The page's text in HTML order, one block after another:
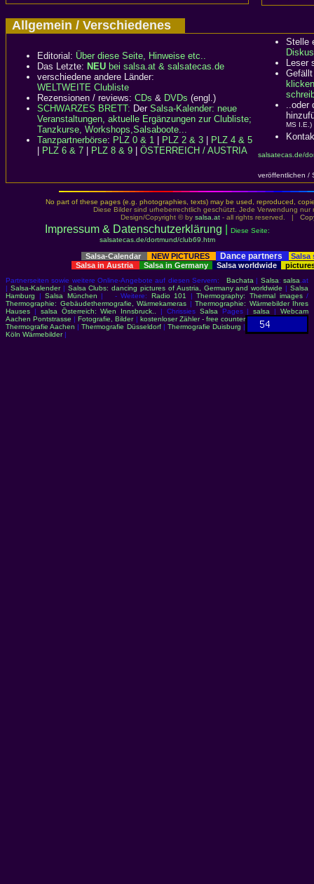
Allgemein / Verschiedenes
Editorial: Über diese Seite, Hinweise etc..
Das Letzte: NEU bei salsa.at & salsatecas.de
verschiedene andere Länder:
WELTWEITE Clubliste
Rezensionen / reviews: CDs & DVDs (engl.)
SCHWARZES BRETT: Der Salsa-Kalender: neue
Veranstaltungen, aktuelle Ergänzungen zur Clubliste;
Tanzkurse, Workshops,Salsaboote...
Tanzpartnerbörse: PLZ 0 & 1 PLZ 2 & 3
PLZ 4 & 5
PLZ 6 & 7 PLZ 8 & 9 ÖSTERREICH / AUSTRIA
Stelle
Leser
klicken
..oder
MS I.E.)
salsatecas.de/
veröffentlichen /
No part of these pages (e.g. photographies, texts) may be used, reproduced,
Diese Bilder sind urheberrechtlich geschützt. Jede Verwendung
Design/Copyright © by salsa.at- all rights reserved. |
Impressum & Datenschutzerklärung
Diese Seite:
salsatecas.de/dortmund/club69.htm
Salsa-Calendar NEW PICTURES Dance partners
Salsa
Salsa in Austria
Salsa in Germany Salsa worldwide
Partnerseiten sowie weitere Online-Angebote auf diesen Servern: Bachata | Salsa:salsa .at
| Salsa-Kalender| Salsa Clubs: dancing pictures of Austria, Germany and worldwide |Salsa
Hamburg |Salsa München | - Weitere: Radio 101 |Thermography: Thermal images/
Thermographie: Gebäudethermografie, Wärmekameras | Thermographie: Wärmebilder Ihres
Hauses | salsa Österreich: Wien Innsbruck.. | Chrissies Salsa Pages |salsa |Webcam
Aachen Pontstrasse |Fotografie, Bilder| kostenloser Zähler - free counter
Thermografie Aachen |Thermografie Düsseldorf| Thermografie Duisburg |
Köln Wärmebilder|